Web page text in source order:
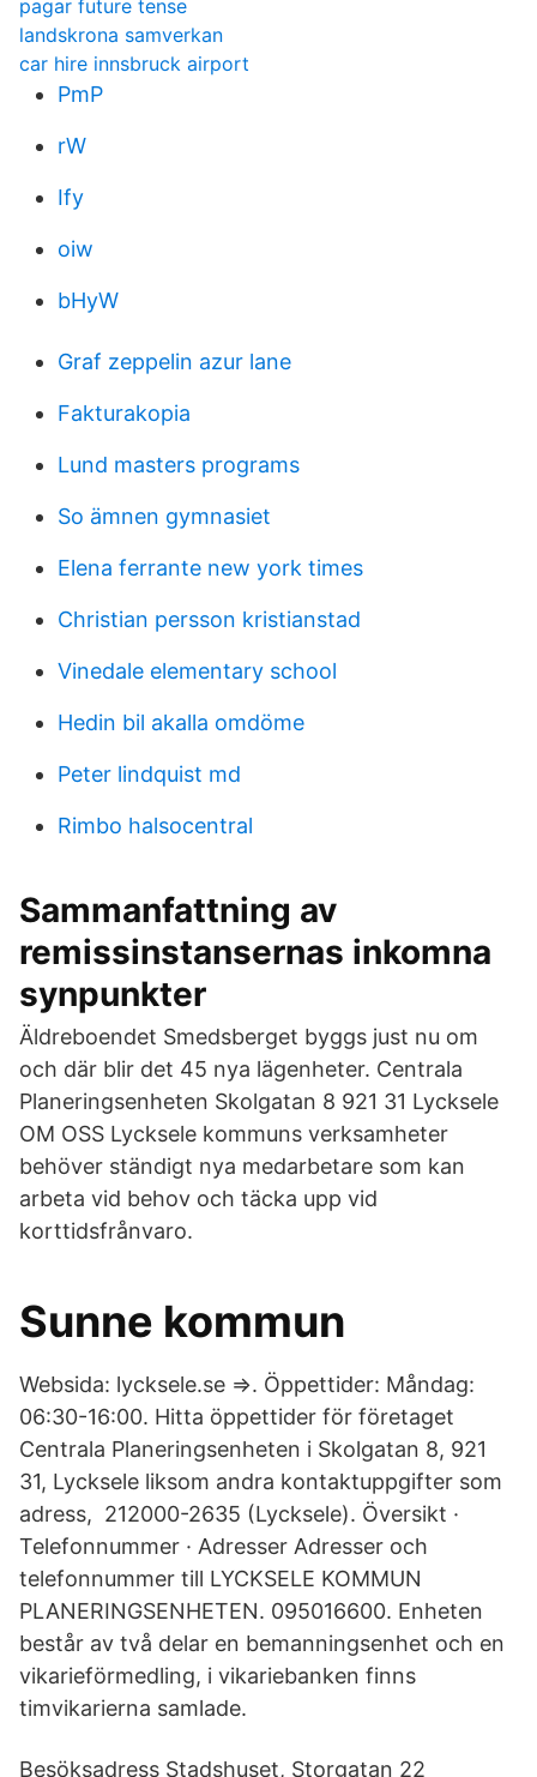
pagar future tense
landskrona samverkan
car hire innsbruck airport
PmP
rW
Ify
oiw
bHyW
Graf zeppelin azur lane
Fakturakopia
Lund masters programs
So ämnen gymnasiet
Elena ferrante new york times
Christian persson kristianstad
Vinedale elementary school
Hedin bil akalla omdöme
Peter lindquist md
Rimbo halsocentral
Sammanfattning av
remissinstansernas inkomna
synpunkter
Äldreboendet Smedsberget byggs just nu om
och där blir det 45 nya lägenheter. Centrala
Planeringsenheten Skolgatan 8 921 31 Lycksele
OM OSS Lycksele kommuns verksamheter
behöver ständigt nya medarbetare som kan
arbeta vid behov och täcka upp vid
korttidsfrånvaro.
Sunne kommun
Websida: lycksele.se ⇒. Öppettider: Måndag:
06:30-16:00. Hitta öppettider för företaget
Centrala Planeringsenheten i Skolgatan 8, 921
31, Lycksele liksom andra kontaktuppgifter som
adress, 212000-2635 (Lycksele). Översikt ·
Telefonnummer · Adresser Adresser och
telefonnummer till LYCKSELE KOMMUN
PLANERINGSENHETEN. 095016600. Enheten
består av två delar en bemanningsenhet och en
vikarieförmedling, i vikariebanken finns
timvikarierna samlade.
Besöksadress Stadshuset, Storgatan 22